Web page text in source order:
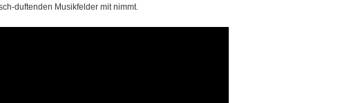
duftenden Musikfelder mit nimmt.